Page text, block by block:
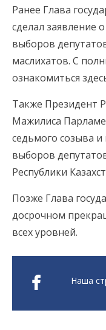
Ранее Глава
сделал заявление
выборов
маслихатов. С
ознакомиться
Также Президент
Мажилиса
седьмого созыва
выборов
Республики
Позже Глава
досрочном
всех уровней.
Наша